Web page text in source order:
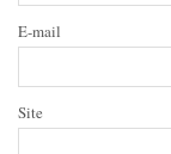
E-mail
Site